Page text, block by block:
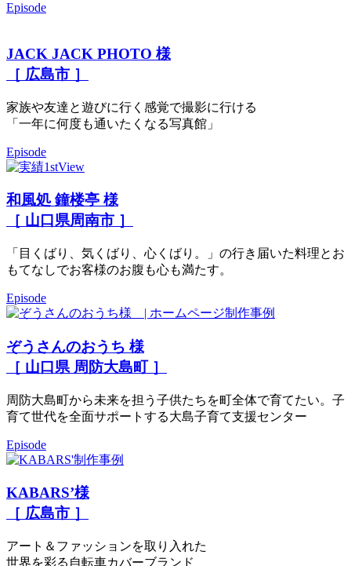
Episode
JACK JACK PHOTO 様
［ 広島市 ］
家族や友達と遊びに行く感覚で撮影に行ける
「一年に何度も通いたくなる写真館」
Episode
和風処 鐘楼亭 様
［ 山口県周南市 ］
「目くばり、気くばり、心くばり。」の行き届いた料理とお
もてなしでお客様のお腹も心も満たす。
Episode
ぞうさんのおうち 様
［ 山口県 周防大島町 ］
周防大島町から未来を担う子供たちを町全体で育てたい。子
育て世代を全面サポートする大島子育て支援センター
Episode
KABARS’様
［ 広島市 ］
アート＆ファッションを取り入れた
世界を彩る自転車カバーブランド